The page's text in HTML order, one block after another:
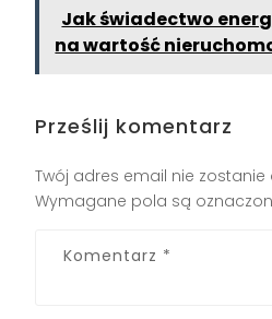
Jak świadectwo
na wartość
Prześlij komentarz
Twój adres email nie zostanie
Wymagane pola są